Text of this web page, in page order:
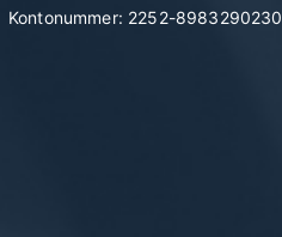
Kontonummer: 2252-8983290230